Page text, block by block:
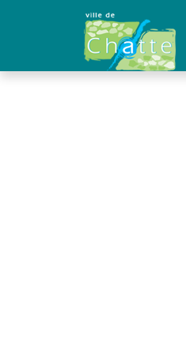
Panneau de gestion des cookies